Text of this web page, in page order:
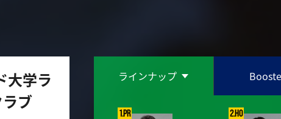
大学ラ
ブ
ラインナップ
1.PR 2.HO